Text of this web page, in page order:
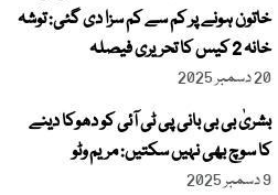
خاتون ہونے پر کم سے کم سزا دی گئی: توشہ
خانہ 2 کیس کا تحریری فیصلہ
20 دسمبر 2025
بشریٰ بی بی بانی پی ٹی آئی کو دھوکا دینے
کا سوچ بھی نہیں سکتیں: مریم وٹو
9 دسمبر 2025